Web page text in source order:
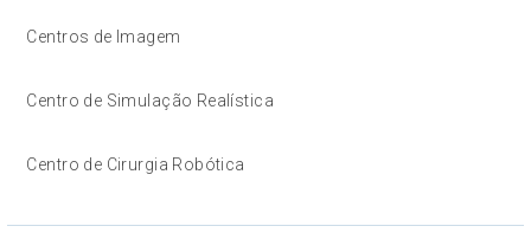
Centros de Imagem
Centro de Simulação Realística
Centro de Cirurgia Robótica